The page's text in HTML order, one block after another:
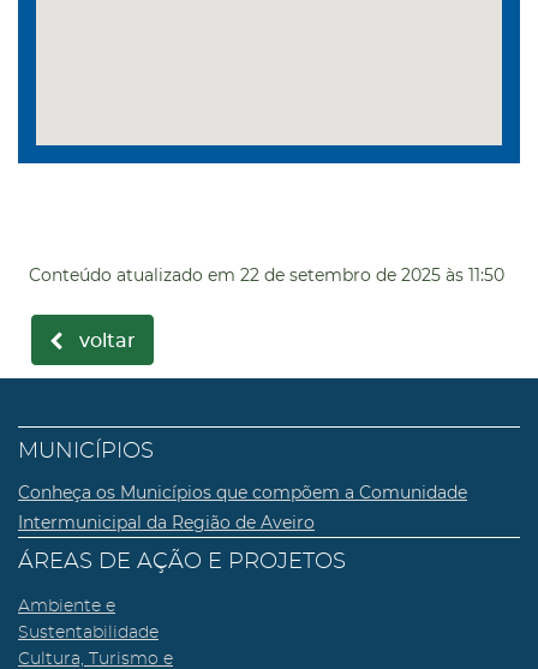
Conteúdo atualizado em 22 de setembro de 2025 às 11:50
voltar
MUNICÍPIOS
Conheça os Municípios que compõem a Comunidade
Intermunicipal da Região de Aveiro
ÁREAS DE AÇÃO E PROJETOS
Ambiente e
Sustentabilidade
Cultura, Turismo e